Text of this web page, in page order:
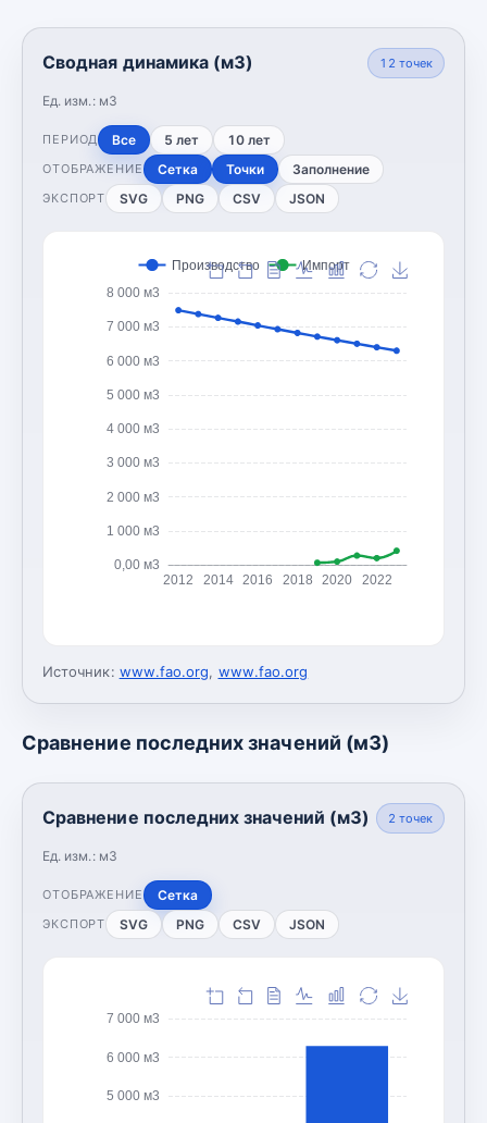
Сводная динамика (м3)
Ед. изм.: м3
12 точек
ПЕРИОД Все 5 лет 10 лет
ОТОБРАЖЕНИЕ Сетка Точки Заполнение
ЭКСПОРТ SVG PNG CSV JSON
0,00 м3
1 000 м3
2 000 м3
3 000 м3
4 000 м3
5 000 м3
6 000 м3
7 000 м3
8 000 м3
2012 2014 2016 2018 2020 2022
Производство Импорт
Источник: www.fao.org, www.fao.org
Сравнение последних значений (м3)
Сравнение последних значений (м3)
Ед. изм.: м3
2 точек
ОТОБРАЖЕНИЕ Сетка
ЭКСПОРТ SVG PNG CSV JSON
5 000 м3
6 000 м3
7 000 м3